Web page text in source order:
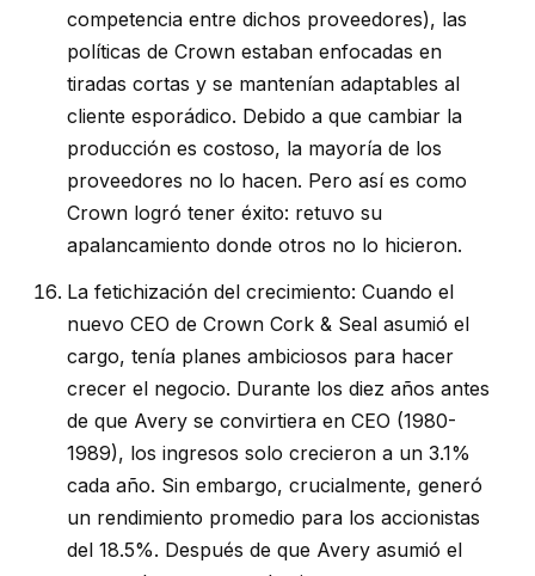
competencia entre dichos proveedores), las
políticas de Crown estaban enfocadas en
tiradas cortas y se mantenían adaptables al
cliente esporádico. Debido a que cambiar la
producción es costoso, la mayoría de los
proveedores no lo hacen. Pero así es como
Crown logró tener éxito: retuvo su
apalancamiento donde otros no lo hicieron.
La fetichización del crecimiento: Cuando el
nuevo CEO de Crown Cork & Seal asumió el
cargo, tenía planes ambiciosos para hacer
crecer el negocio. Durante los diez años antes
de que Avery se convirtiera en CEO (1980-
1989), los ingresos solo crecieron a un 3.1%
cada año. Sin embargo, crucialmente, generó
un rendimiento promedio para los accionistas
del 18.5%. Después de que Avery asumió el